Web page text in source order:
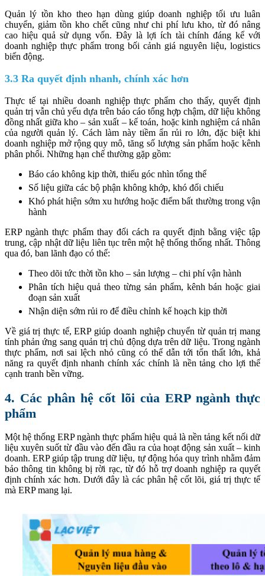
Quản lý tồn kho theo hạn dùng giúp doanh nghiệp tối ưu luân
chuyển, giảm tồn kho chết cũng như chi phí lưu kho, từ đó nâng
cao hiệu quả sử dụng vốn. Đây là lợi ích tài chính đáng kể với
doanh nghiệp thực phẩm trong bối cảnh giá nguyên liệu, logistics
biến động.
3.3 Ra quyết định nhanh, chính xác hơn
Thực tế tại nhiều doanh nghiệp thực phẩm cho thấy, quyết định
quản trị vẫn chủ yếu dựa trên báo cáo tổng hợp chậm, dữ liệu không
đồng nhất giữa kho – sản xuất – kế toán, hoặc kinh nghiệm cá nhân
của người quản lý. Cách làm này tiềm ẩn rủi ro lớn, đặc biệt khi
doanh nghiệp mở rộng quy mô, tăng số lượng sản phẩm hoặc kênh
phân phối. Những hạn chế thường gặp gồm:
Báo cáo không kịp thời, thiếu góc nhìn tổng thể
Số liệu giữa các bộ phận không khớp, khó đối chiếu
Khó phát hiện sớm xu hướng hoặc điểm bất thường trong vận
hành
ERP ngành thực phẩm thay đổi cách ra quyết định bằng việc tập
trung, cập nhật dữ liệu liên tục trên một hệ thống thống nhất. Thông
qua đó, ban lãnh đạo có thể:
Theo dõi tức thời tồn kho – sản lượng – chi phí vận hành
Phân tích hiệu quả theo từng sản phẩm, kênh bán hoặc giai
đoạn sản xuất
Nhận diện sớm rủi ro để điều chỉnh kế hoạch kịp thời
Về giá trị thực tế, ERP giúp doanh nghiệp chuyển từ quản trị mang
tính phản ứng sang quản trị chủ động dựa trên dữ liệu. Trong ngành
thực phẩm, nơi sai lệch nhỏ cũng có thể dẫn tới tổn thất lớn, khả
năng ra quyết định nhanh chính xác chính là nền tảng cho lợi thế
cạnh tranh bền vững.
4. Các phân hệ cốt lõi của ERP ngành thực
phẩm
Một hệ thống ERP ngành thực phẩm hiệu quả là nền tảng kết nối dữ
liệu xuyên suốt từ đầu vào đến đầu ra của hoạt động sản xuất – kinh
doanh. ERP giúp tập trung dữ liệu, tự động hóa quy trình nhằm đảm
bảo thông tin không bị rời rạc, từ đó hỗ trợ doanh nghiệp ra quyết
định chính xác hơn. Dưới đây là các phân hệ cốt lõi, giá trị thực tế
mà ERP mang lại.